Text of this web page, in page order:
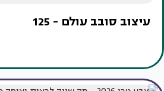
עיצוב סובב עולם - 125